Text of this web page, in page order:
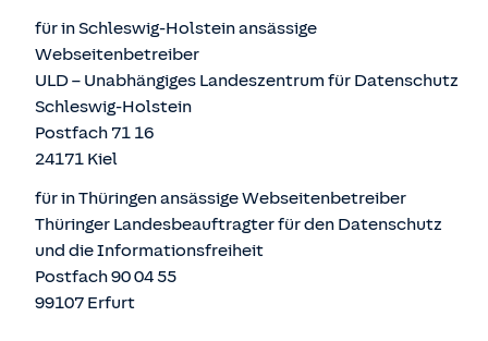
für in Schleswig-Holstein ansässige
Webseitenbetreiber
ULD – Unabhängiges Landeszentrum für Datenschutz
Schleswig-Holstein
Postfach 71 16
24171 Kiel
für in Thüringen ansässige Webseitenbetreiber
Thüringer Landesbeauftragter für den Datenschutz
und die Informationsfreiheit
Postfach 90 04 55
99107 Erfurt